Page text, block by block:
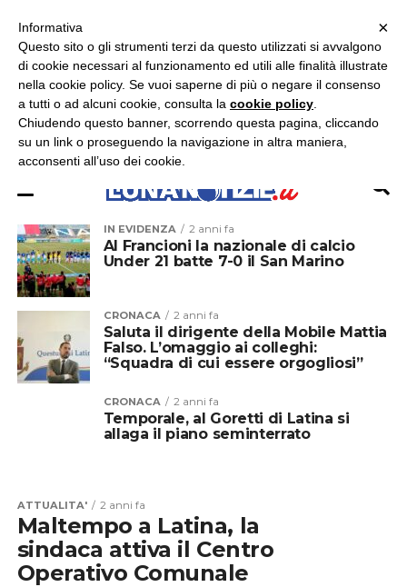
ASCOLTA RADIO LUNA
IN EVIDENZA 2 anni fa
Al Francioni la nazionale di calcio
Under 21 batte 7-0 il San Marino
CRONACA 2 anni fa
Saluta il dirigente della Mobile Mattia
Falso. L’omaggio ai colleghi:
“Squadra di cui essere orgogliosi”
CRONACA 2 anni fa
Temporale, al Goretti di Latina si
allaga il piano seminterrato
ATTUALITA' 2 anni fa
Maltempo a Latina, la
sindaca attiva il Centro
Operativo Comunale
×
×
Informativa
Questo sito o gli strumenti terzi da questo utilizzati si avvalgono
di cookie necessari al funzionamento ed utili alle finalità illustrate
nella cookie policy. Se vuoi saperne di più o negare il consenso
a tutti o ad alcuni cookie, consulta la cookie policy
Chiudendo questo banner, scorrendo questa pagina, cliccando
su un link o proseguendo la navigazione in altra maniera,
acconsenti all’uso dei cookie.